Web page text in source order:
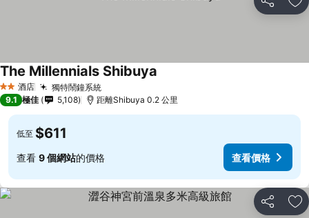
分享 放
2 星級酒店 獨特鬧鐘系統
The Millennials Shibuya
9.1 極佳 5,108 距離Shibuya 0.2 公里
低至 $611
查看 9 個網站的價格 查看價格
分享 放